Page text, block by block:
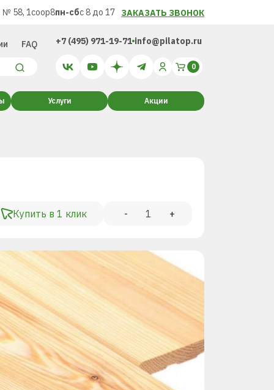
№ 58, 1соор8пн-сбс 8 до 17 ЗАКАЗАТЬ ЗВОНОК
FAQ +7 (495) 971-19-71 info@pilatop.ru
Услуги Акции
Купить в 1 клик - +